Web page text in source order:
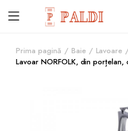
Prima pagină Baie
Lavoare
Lavoar NORFOLK, din